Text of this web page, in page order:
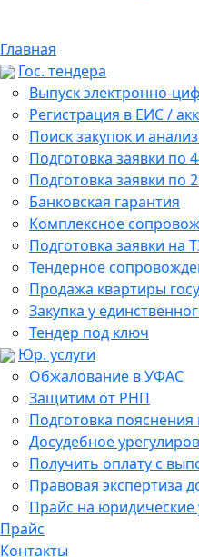
Главная
Гос. тендера
Выпуск электронно-
Регистрация в ЕИС /
Поиск закупок и
Подготовка заявки по
Подготовка заявки по
Банковская гарантия
Комплексное
Подготовка заявки на
Тендерное
Продажа квартиры
Закупка у
Тендер под ключ
Юр. услуги
Обжалование в УФАС
Защитим от РНП
Подготовка
Досудебное
Получить оплату с
Правовая экспертиза
Прайс на юридические
Прайс
Контакты